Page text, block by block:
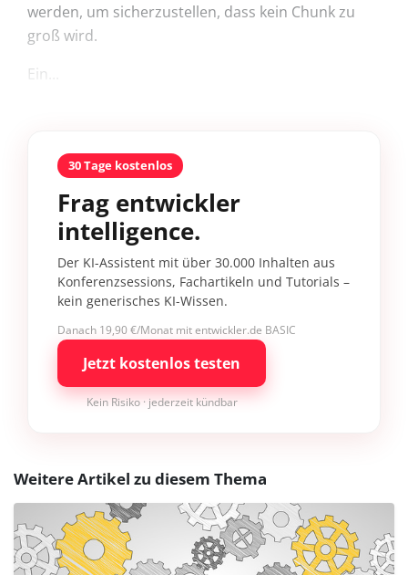
werden, um sicherzustellen, dass kein Chunk zu
groß wird.
Ein...
30 Tage kostenlos
Frag entwickler
intelligence.
Der KI-Assistent mit über 30.000 Inhalten aus
Konferenzsessions, Fachartikeln und Tutorials –
kein generisches KI-Wissen.
Danach 19,90 €/Monat mit entwickler.de BASIC
Jetzt kostenlos testen
Kein Risiko · jederzeit kündbar
Weitere Artikel zu diesem Thema